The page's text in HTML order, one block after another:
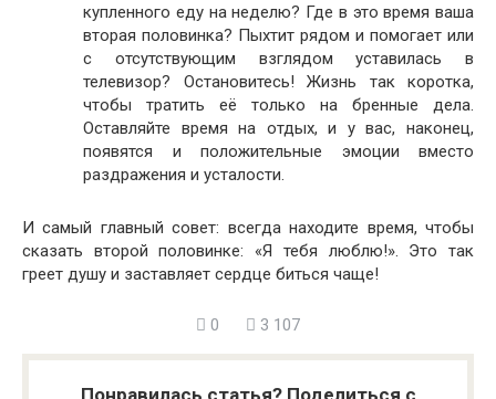
купленного еду на неделю? Где в это время ваша
вторая половинка? Пыхтит рядом и помогает или
с отсутствующим взглядом уставилась в
телевизор? Остановитесь! Жизнь так коротка,
чтобы тратить её только на бренные дела.
Оставляйте время на отдых, и у вас, наконец,
появятся и положительные эмоции вместо
раздражения и усталости.
И самый главный совет: всегда находите время, чтобы
сказать второй половинке: «Я тебя люблю!». Это так
греет душу и заставляет сердце биться чаще!
0 3 107
Понравилась статья? Поделиться с